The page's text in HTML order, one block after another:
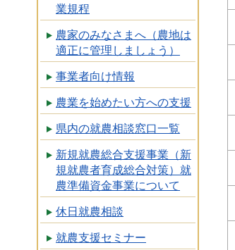
業規程
農家のみなさまへ（農地は
適正に管理しましょう）
事業者向け情報
農業を始めたい方への支援
県内の就農相談窓口一覧
新規就農総合支援事業（新
規就農者育成総合対策）就
農準備資金事業について
休日就農相談
就農支援セミナー